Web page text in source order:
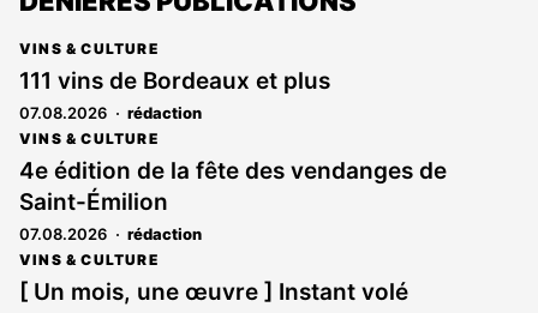
VINS & CULTURE
111 vins de Bordeaux et plus
07.08.2026 rédaction
VINS & CULTURE
4e édition de la fête des vendanges de
Saint-Émilion
07.08.2026 rédaction
VINS & CULTURE
[ Un mois, une œuvre ] Instant volé